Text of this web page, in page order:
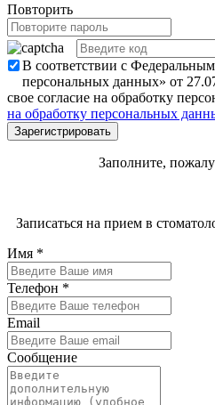
Повторить
В соответствии с
персональных данных» от
свое согласие на обработку
на обработку персональных
Заполните,
Записаться на прием в
Имя *
Телефон *
Email
Сообщение